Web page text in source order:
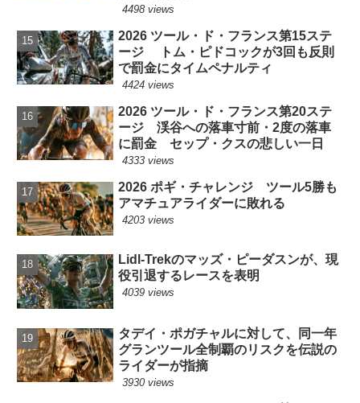
4498 views
2026 ツール・ド・フランス第15ステ
ージ トム・ピドコックが3回も反則
で罰金にタイムペナルティ
4424 views
2026 ツール・ド・フランス第20ステ
ージ 渓谷への落車寸前・2度の落車
に罰金 セップ・クスの悲しい一日
4333 views
2026 ポギ・チャレンジ ツール5勝も
アマチュアライダーに敗れる
4203 views
Lidl-Trekのマッズ・ピーダスンが、現
役引退するレースを表明
4039 views
タデイ・ポガチャルに対して、同一年
グランツール全制覇のリスクを伝説の
ライダーが指摘
3930 views